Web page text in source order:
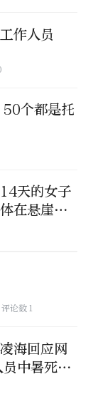
作人员
个都是托
天的女子
在悬崖被
评论数 1
海回应网
中暑死